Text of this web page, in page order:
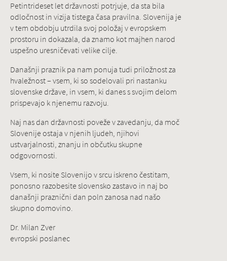
Petintrideset let državnosti potrjuje, da sta bila
odločnost in vizija tistega časa pravilna. Slovenija je
v tem obdobju utrdila svoj položaj v evropskem
prostoru in dokazala, da znamo kot majhen narod
uspešno uresničevati velike cilje.
Današnji praznik pa nam ponuja tudi priložnost za
hvaležnost – vsem, ki so sodelovali pri nastanku
slovenske države, in vsem, ki danes s svojim delom
prispevajo k njenemu razvoju.
Naj nas dan državnosti poveže v zavedanju, da moč
Slovenije ostaja v njenih ljudeh, njihovi
ustvarjalnosti, znanju in občutku skupne
odgovornosti.
Vsem, ki nosite Slovenijo v srcu iskreno čestitam,
ponosno razobesite slovensko zastavo in naj bo
današnji praznični dan poln zanosa nad našo
skupno domovino.
Dr. Milan Zver
evropski poslanec